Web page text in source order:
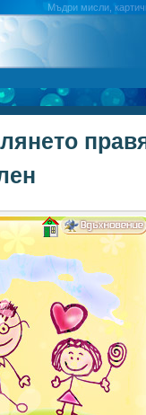
Мъдри мисли,